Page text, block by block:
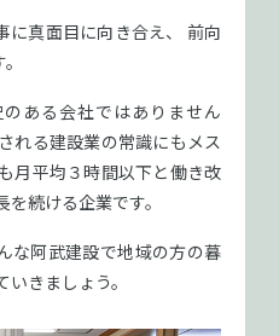
真面目に向き合え、
前向
ある会社ではありません
れる建設業の常識にもメス
月平均３時間以下と働き改
を続ける企業です。
な阿武建設で地域の方の暮
いきましょう。